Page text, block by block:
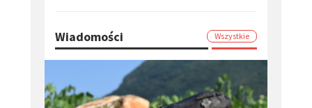
Wiadomości Wszystkie